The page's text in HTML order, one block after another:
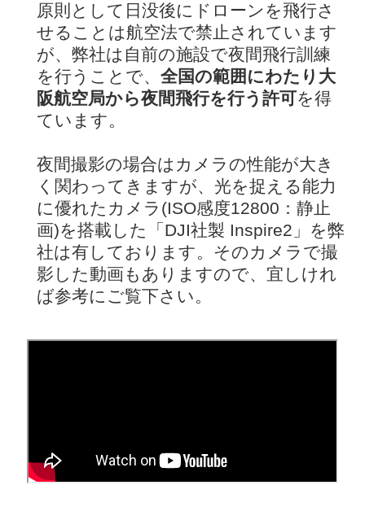
原則として日没後にドローンを飛行さ
せることは航空法で禁止されています
が、弊社は自前の施設で夜間飛行訓練
を行うことで、 全国の範囲にわたり大
阪航空局から夜間飛行を行う許可を得
ています。
夜間撮影の場合はカメラの性能が大き
く関わってきますが、光を捉える能力
に優れたカメラ(ISO感度12800：静止
画)を搭載した「DJI社製 Inspire2」を弊
社は有しております。そのカメラで撮
影した動画もありますので、宜しけれ
ば参考にご覧下さい。